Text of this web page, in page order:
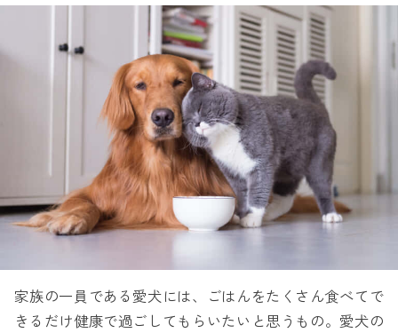
家族の一員である愛犬には、ごはんをたくさん食べてで
きるだけ健康で過ごしてもらいたいと思うもの。愛犬の